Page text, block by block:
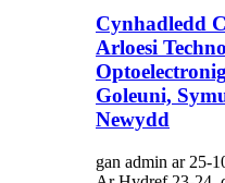
Cynhadledd
Arloesi
Goleuni,
Newydd
gan admin ar 25-